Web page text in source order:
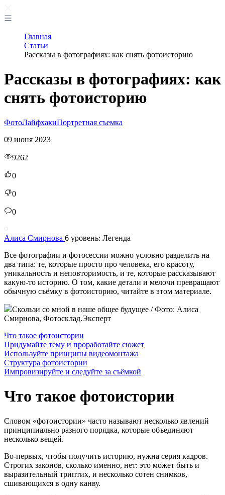
Главная
Статьи
Рассказы в фотографиях: как снять фотоисторию
Рассказы в фотографиях: как
снять фотоисторию
ФотоЛайфхакиПортретная съемка
09 июня 2023
9262
0
0
0
Алиса Смирнова 6 уровень: Легенда
Все фотографии и фотосессии можно условно разделить на
два типа: те, которые просто про человека, его красоту,
уникальность и неповторимость, и те, которые рассказывают
какую-то историю. О том, какие детали и мелочи превращают
обычную съёмку в фотоисторию, читайте в этом материале.
Скользи со мной в наше общее будущее / Фото: Алиса
Смирнова, Фотосклад.Эксперт
Что такое фотоистории
Придумайте тему и проработайте сюжет
Используйте принципы видеомонтажа
Структура фотоистории
Импровизируйте и следуйте за съёмкой
Что такое фотоистории
Словом «фотоистории» часто называют несколько явлений
принципиально разного порядка, которые объединяют
несколько вещей.
Во-первых, чтобы получить историю, нужна серия кадров.
Строгих законов, сколько именно, нет: это может быть и
выразительный триптих, и несколько сотен снимков,
сшивающихся в одну канву.